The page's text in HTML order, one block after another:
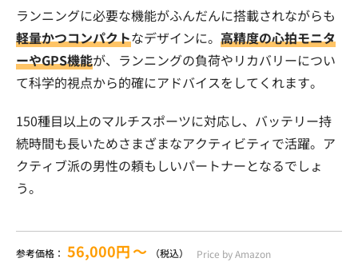
ランニングに必要な機能がふんだんに搭載されながらも
軽量かつコンパクトなデザインに。 高精度の心拍モニタ
ーやGPS機能が、ランニングの負荷やリカバリーについ
て科学的視点から的確にアドバイスをしてくれます。
150種目以上のマルチスポーツに対応し、バッテリー持
続時間も長いためさまざまなアクティビティで活躍。ア
クティブ派の男性の頼もしいパートナーとなるでしょ
う。
参考価格： 56,000円〜 （税込） Price by Amazon